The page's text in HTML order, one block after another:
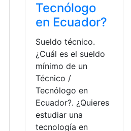
Tecnólogo
en Ecuador?
Sueldo técnico.
¿Cuál es el sueldo
mínimo de un
Técnico /
Tecnólogo en
Ecuador?. ¿Quieres
estudiar una
tecnología en